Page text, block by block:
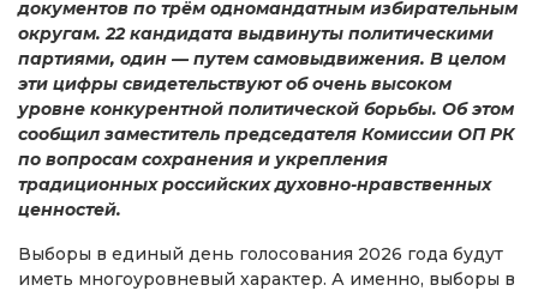
документов по трём одномандатным избирательным
округам. 22 кандидата выдвинуты политическими
партиями, один — путем самовыдвижения. В целом
эти цифры свидетельствуют об очень высоком
уровне конкурентной политической борьбы. Об этом
сообщил заместитель председателя Комиссии ОП РК
по вопросам сохранения и укрепления
традиционных российских духовно-нравственных
ценностей.
Выборы в единый день голосования 2026 года будут
иметь многоуровневый характер. А именно, выборы в